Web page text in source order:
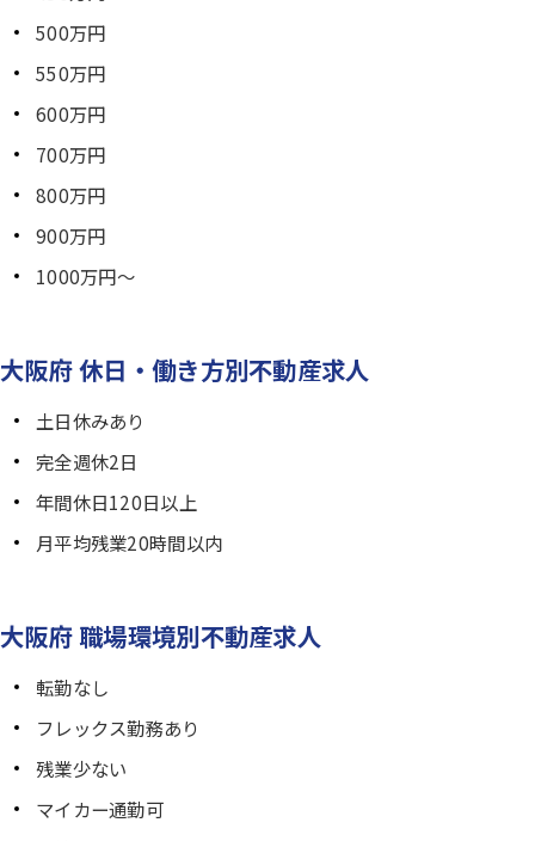
500万円
550万円
600万円
700万円
800万円
900万円
1000万円～
大阪府 休日・働き方別不動産求人
土日休みあり
完全週休2日
年間休日120日以上
月平均残業20時間以内
大阪府 職場環境別不動産求人
転勤なし
フレックス勤務あり
残業少ない
マイカー通勤可